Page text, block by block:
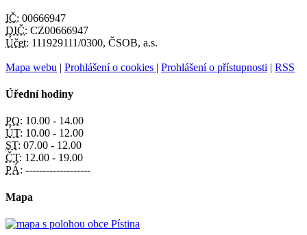
IČ: 00666947
DIČ: CZ00666947
Účet: 111929111/0300, ČSOB, a.s.
Mapa webu | Prohlášení o cookies | Prohlášení o přístupnosti | RSS
Úřední hodiny
PO: 10.00 - 14.00
ÚT: 10.00 - 12.00
ST: 07.00 - 12.00
ČT: 12.00 - 19.00
PÁ: -------------------
Mapa